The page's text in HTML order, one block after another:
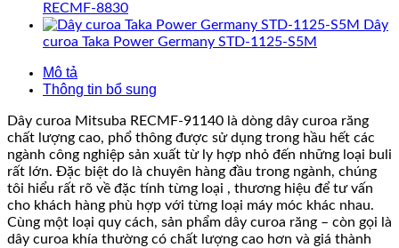
RECMF-8830
Dây
curoa Taka Power Germany STD-1125-S5M
Mô tả
Thông tin bổ sung
Dây curoa Mitsuba RECMF-91140 là dòng dây curoa răng
chất lượng cao, phổ thông được sử dụng trong hầu hết các
ngành công nghiệp sản xuất từ ly hợp nhỏ đến những loại buli
rất lớn. Đặc biệt do là chuyên hàng đầu trong ngành, chúng
tôi hiểu rất rõ về đặc tính từng loại , thương hiệu để tư vấn
cho khách hàng phù hợp với từng loại máy móc khác nhau.
Cùng một loại quy cách, sản phẩm dây curoa răng – còn gọi là
dây curoa khía thường có chất lượng cao hơn và giá thành